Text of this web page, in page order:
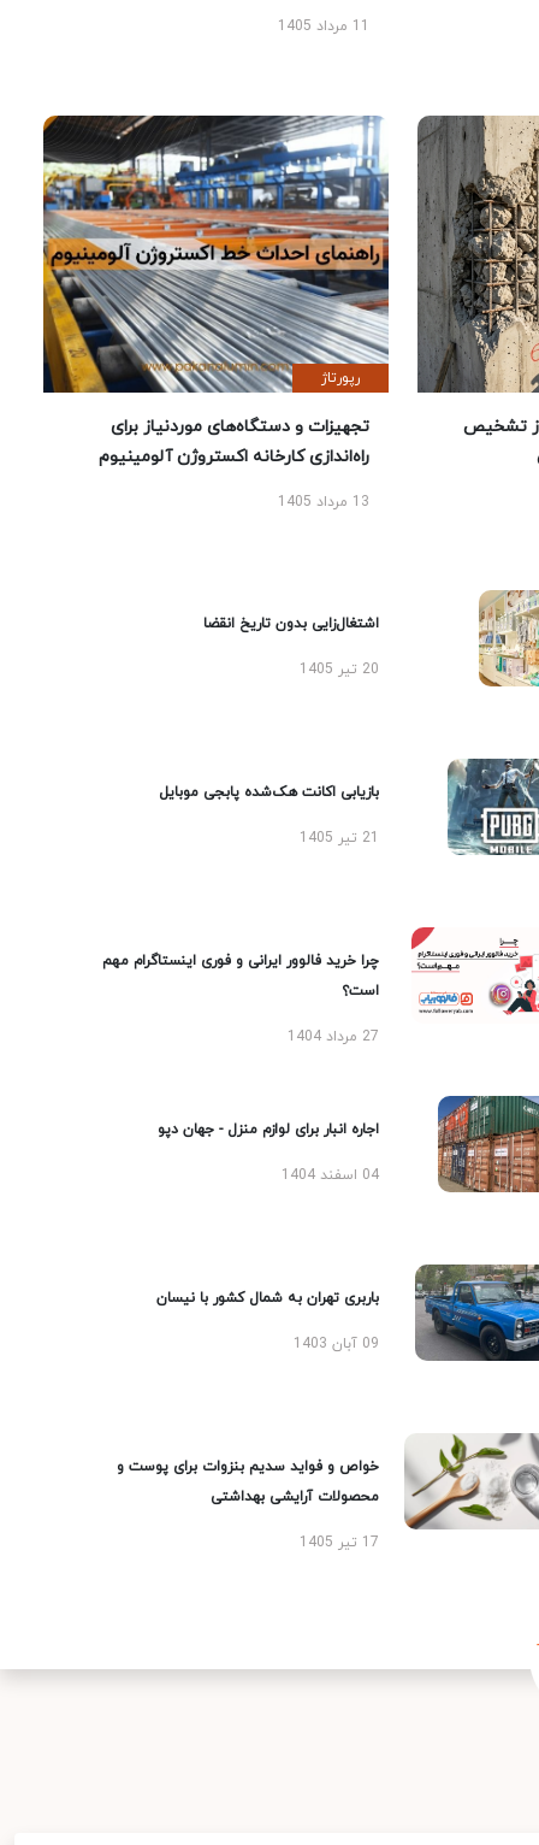
تشخیص
رپورتاژ
تجهیزات و دستگاه‌های موردنیاز برای
راه‌اندازی کارخانه اکستروژن آلومینیوم
13 مرداد 1405
اشتغال‌زایی بدون تاریخ انقضا
20 تیر 1405
بازیابی اکانت هک‌شده پابجی موبایل
چرا خرید فالوور ایرانی و فوری اینستاگرام مهم
است؟
27 مرداد 1404
اجاره انبار برای لوازم منزل - جهان دپو
04 اسفند 1404
باربری تهران به شمال کشور با نیسان
09 آبان 1403
خواص و فواید سدیم بنزوات برای پوست و
محصولات آرایشی بهداشتی
17 تیر 1405